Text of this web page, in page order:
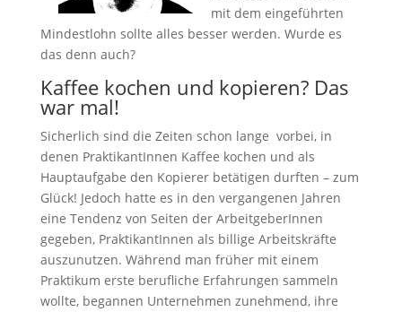
mit dem eingeführten
Mindestlohn sollte alles besser werden. Wurde es
das denn auch?
Kaffee kochen und kopieren? Das
war mal!
Sicherlich sind die Zeiten schon lange vorbei, in
denen PraktikantInnen Kaffee kochen und als
Hauptaufgabe den Kopierer betätigen durften – zum
Glück! Jedoch hatte es in den vergangenen Jahren
eine Tendenz von Seiten der ArbeitgeberInnen
gegeben, PraktikantInnen als billige Arbeitskräfte
auszunutzen. Während man früher mit einem
Praktikum erste berufliche Erfahrungen sammeln
wollte, begannen Unternehmen zunehmend, ihre